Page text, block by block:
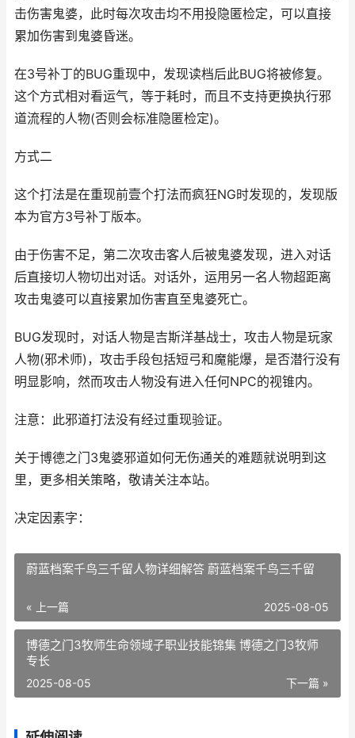
击伤害鬼婆，此时每次攻击均不用投隐匿检定，可以直接
累加伤害到鬼婆昏迷。
在3号补丁的BUG重现中，发现读档后此BUG将被修复。
这个方式相对看运气，等于耗时，而且不支持更换执行邪
道流程的人物(否则会标准隐匿检定)。
方式二
这个打法是在重现前壹个打法而疯狂NG时发现的，发现版
本为官方3号补丁版本。
由于伤害不足，第二次攻击客人后被鬼婆发现，进入对话
后直接切人物切出对话。对话外，运用另一名人物超距离
攻击鬼婆可以直接累加伤害直至鬼婆死亡。
BUG发现时，对话人物是吉斯洋基战士，攻击人物是玩家
人物(邪术师)，攻击手段包括短弓和魔能爆，是否潜行没有
明显影响，然而攻击人物没有进入任何NPC的视锥内。
注意：此邪道打法没有经过重现验证。
关于博德之门3鬼婆邪道如何无伤通关的难题就说明到这
里，更多相关策略，敬请关注本站。
决定因素字：
蔚蓝档案千鸟三千留人物详细解答 蔚蓝档案千鸟三千留
« 上一篇 2025-08-05
博德之门3牧师生命领域子职业技能锦集 博德之门3牧师
专长
下一篇 »
2025-08-05